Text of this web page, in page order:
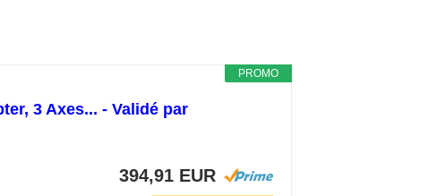
PROMO
3 Axes... - Validé par
394,91 EUR